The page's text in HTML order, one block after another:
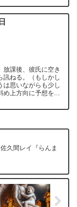
放課後、彼氏に空き
訊ねる。（もしかし
思いながらも少し
め上方向に予想を...
久間レイ『らんま